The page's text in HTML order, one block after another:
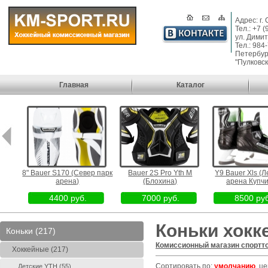
Адрес: г.
Тел.: +7
ул.
Тел.:
Главная Каталог
8" Bauer S170 (Север парк
арена)
4400 руб.
Bauer 2S Pro Yth M
(Блохина)
7000 руб.
Y9 Bauer Xls
арена
8500
Коньки (217)
Хоккейные (217)
Детские YTH (55)
Коньки
Комиссионный магазин
Сортировать по: умолчанию,